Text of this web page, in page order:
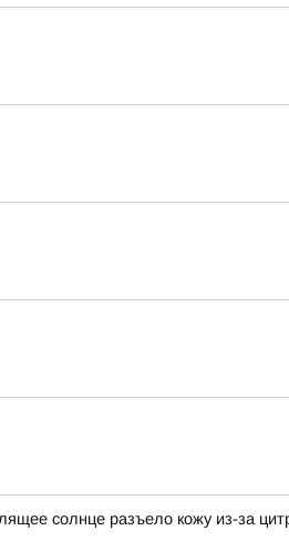
солнце разъело кожу из-за